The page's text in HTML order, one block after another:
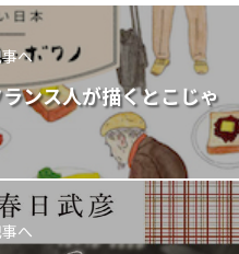
へ
ンス人が描くとこじゃ
へ